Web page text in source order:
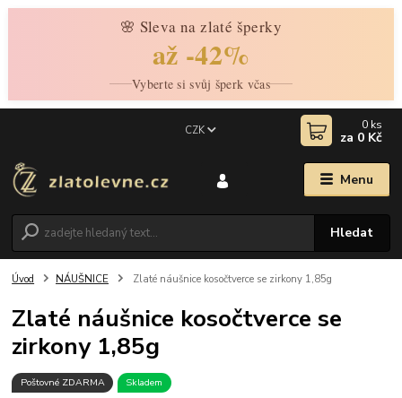
🌸 Sleva na zlaté šperky
až -42%
Vyberte si svůj šperk včas
Menu
CZK
Hledat
0 ks
za 0 Kč
Úvod NÁUŠNICE Zlaté náušnice kosočtverce se zirkony 1,85g
Zlaté náušnice kosočtverce se
zirkony 1,85g
Poštovné ZDARMA Skladem